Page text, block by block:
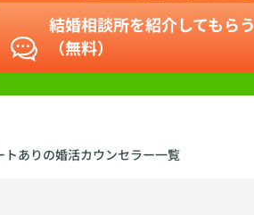
結婚相談所を紹介してもらう
（無料）
トありの婚活カウンセラー一覧